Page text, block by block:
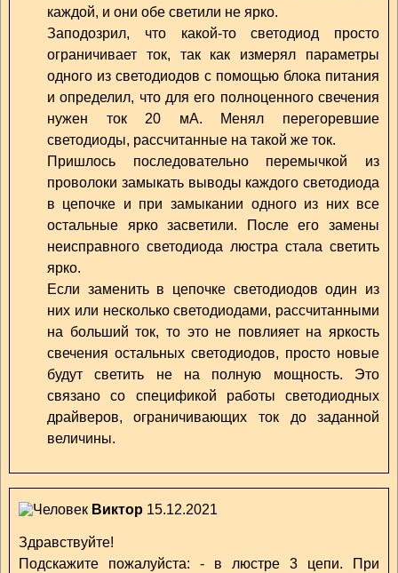
каждой, и они обе светили не ярко.
Заподозрил, что какой-то светодиод просто
ограничивает ток, так как измерял параметры
одного из светодиодов с помощью блока питания
и определил, что для его полноценного свечения
нужен ток 20 мА. Менял перегоревшие
светодиоды, рассчитанные на такой же ток.
Пришлось последовательно перемычкой из
проволоки замыкать выводы каждого светодиода
в цепочке и при замыкании одного из них все
остальные ярко засветили. После его замены
неисправного светодиода люстра стала светить
ярко.
Если заменить в цепочке светодиодов один из
них или несколько светодиодами, рассчитанными
на больший ток, то это не повлияет на яркость
свечения остальных светодиодов, просто новые
будут светить не на полную мощность. Это
связано со спецификой работы светодиодных
драйверов, ограничивающих ток до заданной
величины.
Виктор15.12.2021
Здравствуйте!
Подскажите пожалуйста: - в люстре 3 цепи. При